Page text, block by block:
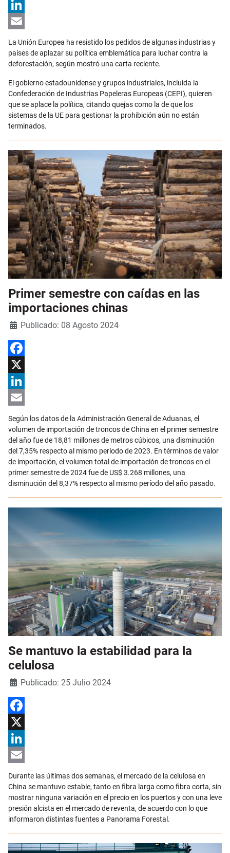
X
LinkedIn
La Unión Europea ha resistido los pedidos de algunas industrias y
países de aplazar su política emblemática para luchar contra la
deforestación, según mostró una carta reciente.
El gobierno estadounidense y grupos industriales, incluida la
Confederación de Industrias Papeleras Europeas (CEPI), quieren
que se aplace la política, citando quejas como la de que los
sistemas de la UE para gestionar la prohibición aún no están
terminados.
Primer semestre con caídas en las
importaciones chinas
DetallesPublicado: 08 Agosto 2024
Facebook
X
LinkedIn
Email
Según los datos de la Administración General de Aduanas, el
volumen de importación de troncos de China en el primer semestre
del año fue de 18,81 millones de metros cúbicos, una disminución
del 7,35% respecto al mismo período de 2023. En términos de valor
de importación, el volumen total de importación de troncos en el
primer semestre de 2024 fue de US$ 3.268 millones, una
disminución del 8,37% respecto al mismo período del año pasado.
Se mantuvo la estabilidad para la
celulosa
DetallesPublicado: 25 Julio 2024
Facebook
X
LinkedIn
Durante las últimas dos semanas, el mercado de la celulosa en
China se mantuvo estable, tanto en fibra larga como fibra corta, sin
mostrar ninguna variación en el precio en los puertos y con una leve
presión alcista en el mercado de reventa, de acuerdo con lo que
informaron distintas fuentes a Panorama Forestal.